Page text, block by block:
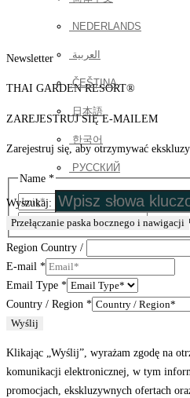
NEDERLANDS
العربية
ČEŠTINA
日本語
한국어
РУССКИЙ
Wyszukaj:
Przełączanie paska bocznego i nawigacji
Newsletter
THAI GARDEN RESORT®
ZAREJESTRUJ SIĘ E-MAILEM
Zarejestruj się, aby otrzymywać
Name *
Imię
Nazwisko
Region Country /
E-mail *
Email Type *
Country / Region *
Wyślij
Klikając „Wyślij”, wyrażam zgodę na
komunikacji elektronicznej, w tym
promocjach, ekskluzywnych ofertach